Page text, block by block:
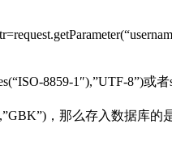
8859-1″),”UTF-8”)或
，那么存入数据库的